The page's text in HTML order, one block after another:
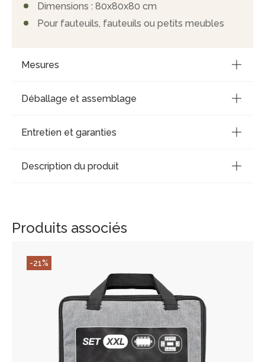
Dimensions : 80x80x80 cm
Pour fauteuils, fauteuils ou petits meubles
Mesures
Déballage et assemblage
Entretien et garanties
Description du produit
Produits associés
-21%